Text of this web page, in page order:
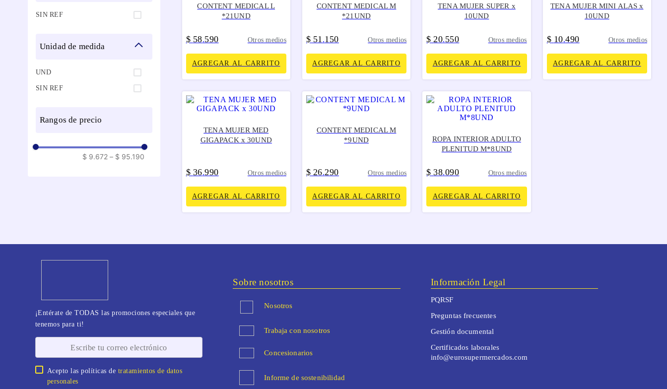
SIN REF
unidad de medida
UND
SIN REF
rangos de precio
$ 9.672 – $ 95.190
CONTENT MEDICAL L
*21UND
$ 58.590 Otros medios
AGREGAR AL CARRITO
CONTENT MEDICAL M
*21UND
$ 51 .150 Otros medios
AGREGAR AL CARRITO
TENA MUJER SUPER x
10UND
$ 20.550 Otros medios
AGREGAR AL CARRITO
TENA MUJER MINI ALAS x
10UND
$ 10.490 Otros medios
AGREGAR AL CARRITO
TENA MUJER MED
GIGAPACK x 30UND
$ 36.990 Otros medios
AGREGAR AL CARRITO
CONTENT MEDICAL M
*9UND
$ 26.290 Otros medios
AGREGAR AL CARRITO
ROPA INTERIOR ADULTO
PLENITUD M*8UND
$ 38.090 Otros medios
AGREGAR AL CARRITO
¡Entérate de TODAS las promociones especiales que
tenemos para ti!
Acepto las políticas de tratamientos de datos
personales
Sobre nosotros
Nosotros
Trabaja con nosotros
Concesionarios
Informe de sostenibilidad
Información Legal
PQRSF
Preguntas frecuentes
Gestión documental
Certificados laborales
info@eurosupermercados.com